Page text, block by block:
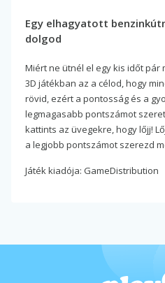
Egy elhagyatott
dolgod
Miért ne ütnél el egy kis időt pár
3D játékban az a célod, hogy
rövid, ezért a pontosság és a
legmagasabb pontszámot
kattints az üvegekre, hogy lőjj!
a legjobb pontszámot szerezd
Játék kiadója: GameDistribution